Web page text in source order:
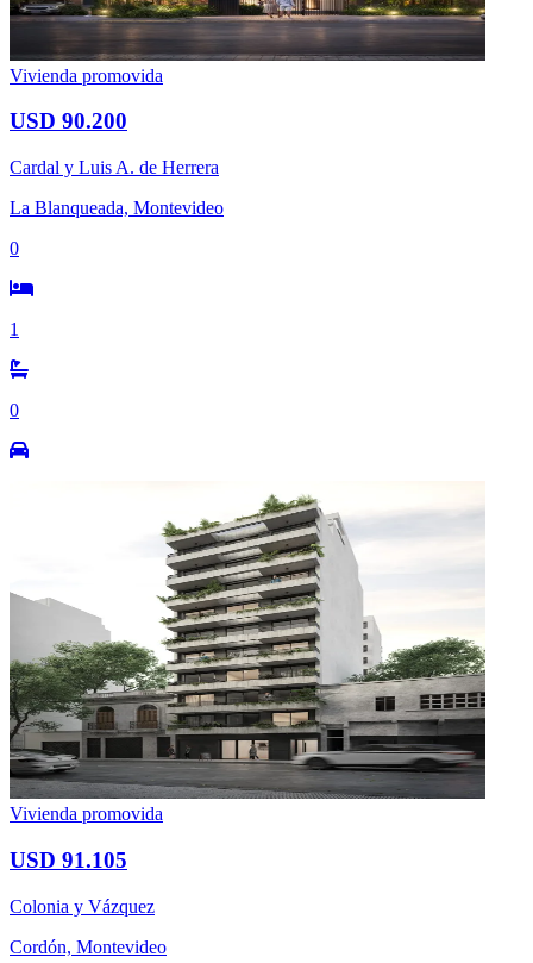
Vivienda promovida
USD 90.200
Cardal y Luis A. de Herrera
La Blanqueada, Montevideo
0
1
0
Vivienda promovida
USD 91.105
Colonia y Vázquez
Cordón, Montevideo